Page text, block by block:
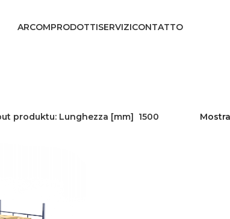
ARCOMPRODOTTISERVIZICONTATTO
produktu: Lunghezza [mm] 1500 Mostra